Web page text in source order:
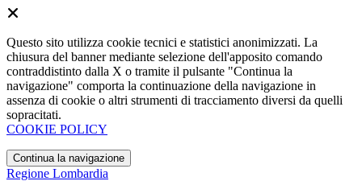
Questo sito utilizza cookie tecnici e statistici anonimizzati. La
chiusura del banner mediante selezione dell'apposito comando
contraddistinto dalla X o tramite il pulsante "Continua la
navigazione" comporta la continuazione della navigazione in
assenza di cookie o altri strumenti di tracciamento diversi da quelli
sopracitati.
COOKIE POLICY
Continua la navigazione
Regione Lombardia